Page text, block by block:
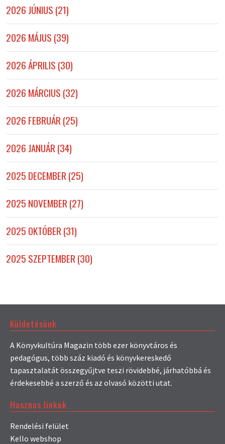
2026 JÚNIUS (21)
2026 MÁJUS (39)
2026 ÁPRILIS (30)
2026 MÁRCIUS (32)
2026 FEBRUÁR (25)
2026 JANUÁR (34)
2025 DECEMBER (25)
2025 NOVEMBER (27)
2025 OKTÓBER (31)
2025 SZEPTEMBER (30)
Küldetésünk
A Könyvkultúra Magazin több ezer könyvtáros és
pedagógus, több száz kiadó és könyvkereskedő
tapasztalatát összegyűjtve teszi rövidebbé, járhatóbbá és
érdekesebbé a szerző és az olvasó közötti utat.
Hasznos linkek
Rendelési felület
Kello webshop